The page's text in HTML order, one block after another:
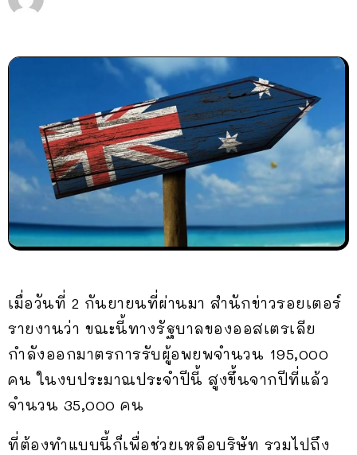
เมื่อวันที่ 2 กันยายนที่ผ่านมา สำนักข่าวรอยเตอร์
รายงานว่า ขณะนี้ทางรัฐบาลของออสเตรเลีย
กำลังออกมาตรการรับผู้อพยพจำนวน 195,000
คน ในงบประมาณประจำปีนี้ สูงขึ้นจากปีที่แล้ว
จำนวน 35,000 คน
ที่ต้องทำแบบนี้ก็เพื่อช่วยเหลือบริษัท รวมไปถึง